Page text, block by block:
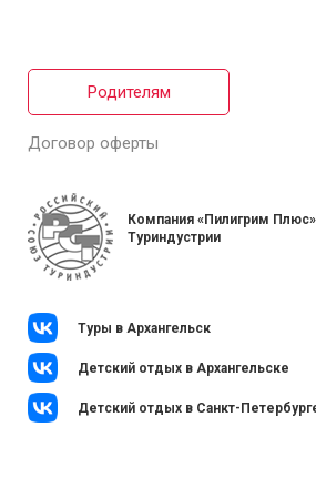
Родителям
Договор оферты
Компания «Пилигрим
Туриндустрии
Туры в Архангельск
Детский отдых в Архангельске
Детский отдых в Санкт-